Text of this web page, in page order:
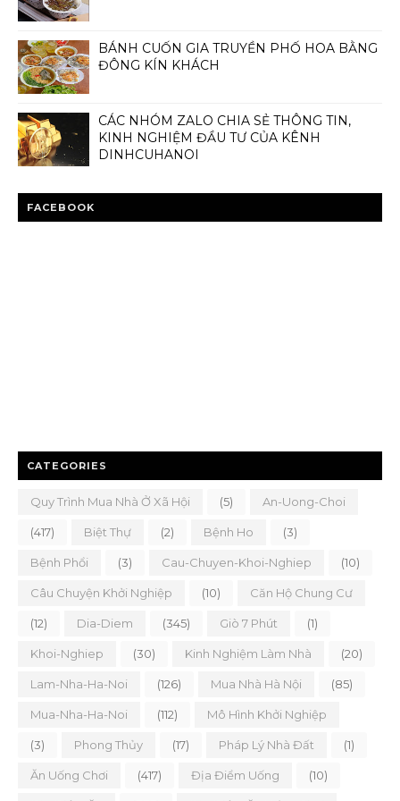
BÁNH CUỐN GIA TRUYỀN PHỐ HOA BẰNG
ĐÔNG KÍN KHÁCH
CÁC NHÓM ZALO CHIA SẺ THÔNG TIN,
KINH NGHIỆM ĐẦU TƯ CỦA KÊNH
DINHCUHANOI
FACEBOOK
CATEGORIES
Quy Trình Mua Nhà Ở Xã Hội (5) An-Uong-Choi
(417) Biệt Thự (2) Bệnh Ho (3)
Bệnh Phổi (3) Cau-Chuyen-Khoi-Nghiep (10)
Câu Chuyện Khởi Nghiệp (10) Căn Hộ Chung Cư
(12) Dia-Diem (345) Giò 7 Phút (1)
Khoi-Nghiep (30) Kinh Nghiệm Làm Nhà (20)
Lam-Nha-Ha-Noi (126) Mua Nhà Hà Nội (85)
Mua-Nha-Ha-Noi (112) Mô Hình Khởi Nghiệp
(3) Phong Thủy (17) Pháp Lý Nhà Đất (1)
Ăn Uống Chơi (417) Địa Điểm Uống (10)